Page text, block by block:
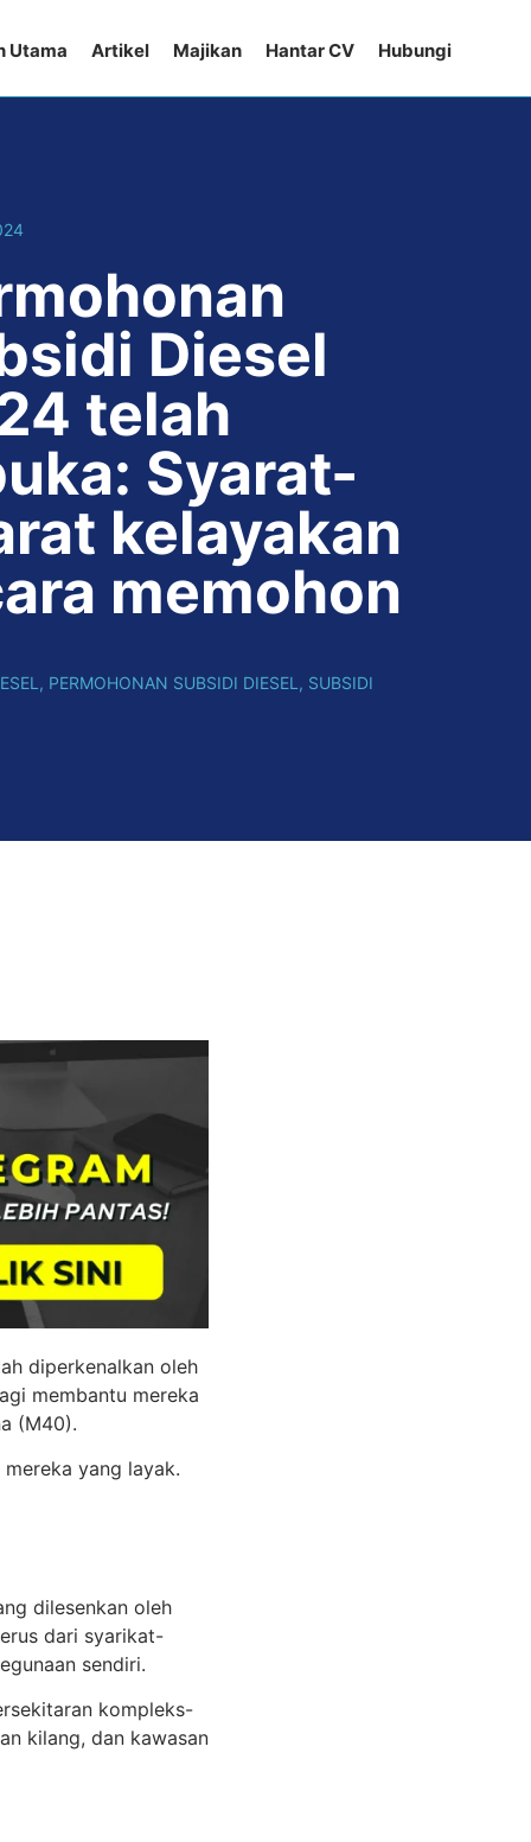
Utama Artikel Majikan Hantar CV Hubungi
Diesel
telah
Syarat-
kelayakan
memohon
, PERMOHONAN SUBSIDI DIESEL , SUBSIDI
diperkenalkan oleh
membantu mereka
(M40).
yang layak.
dilesenkan oleh
dari syarikat-
sendiri.
kompleks-
kilang, dan kawasan